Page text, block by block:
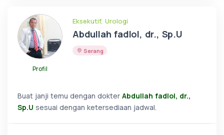
Profil
Eksekutif, Urologi
Abdullah fadlol, dr., Sp.U
Serang
Buat janji temu dengan dokter Abdullah fadlol, dr.,
Sp.U sesuai dengan ketersediaan jadwal.